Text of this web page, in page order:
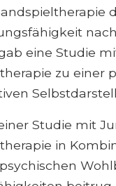
eine Studie
zu einer
Studie mit
in